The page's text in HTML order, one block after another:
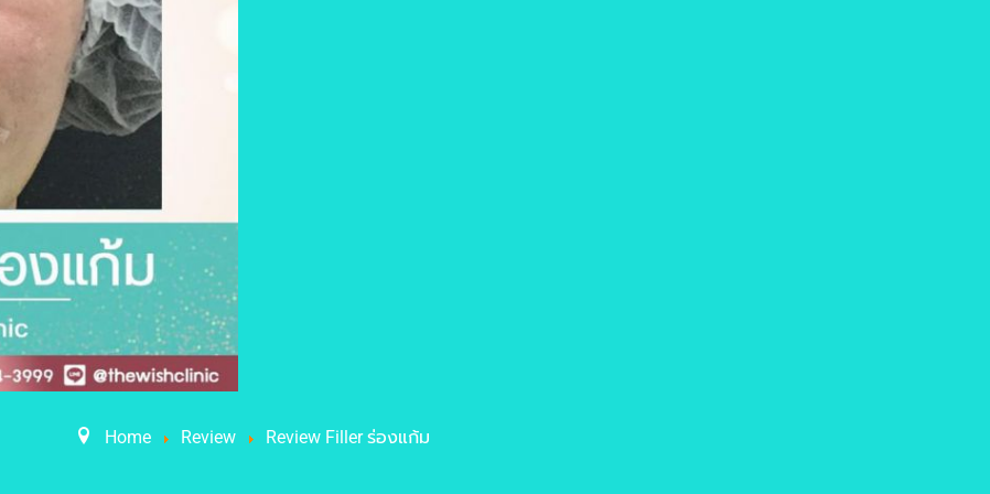
Home Review Review Filler ร่องแก้ม